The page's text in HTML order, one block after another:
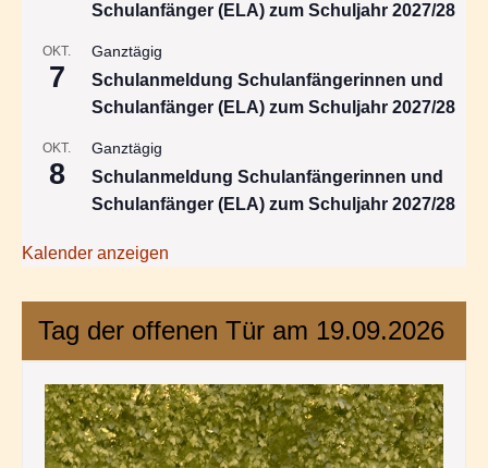
Schulanfänger (ELA) zum Schuljahr 2027/28
OKT.
7
Ganztägig
Schulanmeldung Schulanfängerinnen und
Schulanfänger (ELA) zum Schuljahr 2027/28
OKT.
8
Ganztägig
Schulanmeldung Schulanfängerinnen und
Schulanfänger (ELA) zum Schuljahr 2027/28
Kalender anzeigen
Tag der offenen Tür am 19.09.2026